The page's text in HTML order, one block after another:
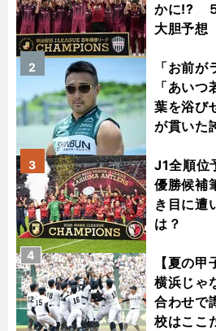
かに!?
大胆予想
「お前が
「あい
葉を浴び
が貫いた
2
J1全順位
優勝候補
き目に遭
は？
3
【夏の
横浜じゃ
合わせで
校はここ
4